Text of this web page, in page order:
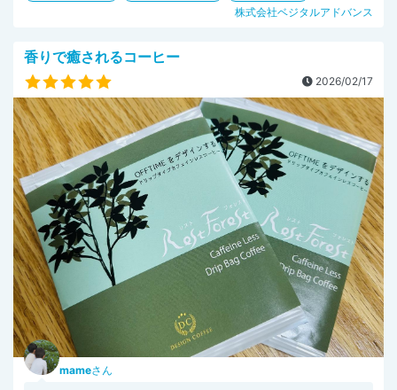
株式会社ベジタルアドバンス
香りで癒されるコーヒー
2026/02/17
mameさん